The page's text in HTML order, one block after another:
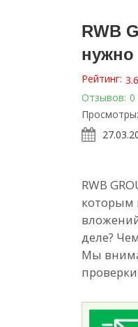
RWB
нужно
Рейтинг: 3.6
Отзывов: 0
Просмотры:
RWB
которым
деле?
Мы